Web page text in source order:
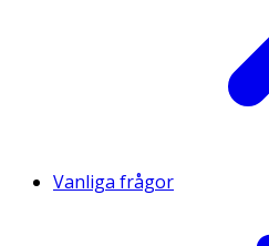
Vanliga frågor